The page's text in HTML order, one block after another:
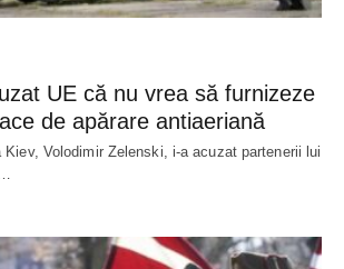
UE că nu vrea să furnizeze
de apărare antiaeriană
Volodimir Zelenski, i-a acuzat partenerii lui